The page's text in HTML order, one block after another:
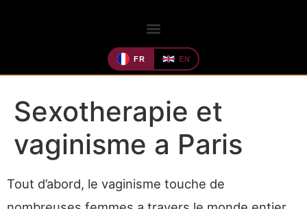
FR EN
Sexotherapie et
vaginisme a Paris
Tout d’abord, le vaginisme touche de